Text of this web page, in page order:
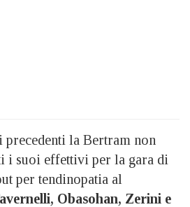
la Bertram non
i suoi effettivi per la gara di
per tendinopatia al
Obasohan, Zerini e